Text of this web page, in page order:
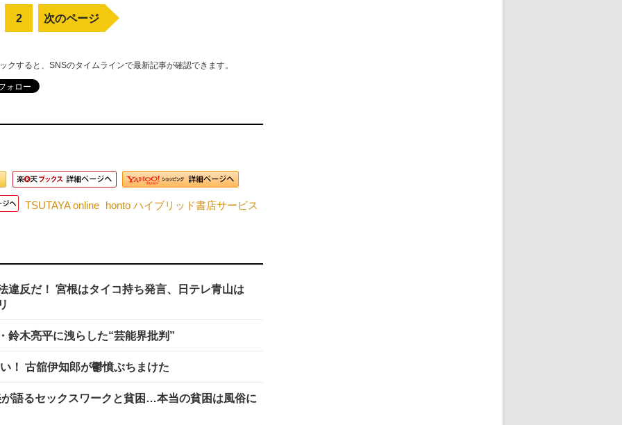
2 次のページ
クすると、SNSのタイムラインで最新記事が確認できます。
TSUTAYA online honto ハイブリッド書店サービス
違反だ！ 宮根はタイコ持ち発言、日テレ青山は
鈴木亮平に洩らした“芸能界批判”
！ 古舘伊知郎が鬱憤ぶちまけた
語るセックスワークと貧困…本当の貧困は風俗に